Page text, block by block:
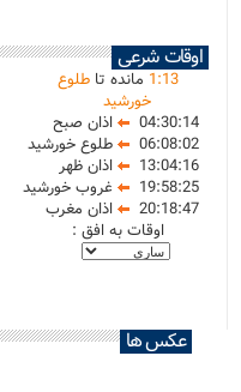
اوقات شرعی
1:13 مانده تاطلوع
خورشید
04:30:14
اذان صبح
06:08:02
طلوع خورشید
13:04:16
اذان ظهر
19:58:25
غروب خورشید
20:18:47
اذان مغرب
اوقات به افق :
عکس ها